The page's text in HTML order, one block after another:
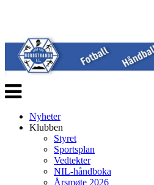
Veksle
navigasjon
Nyheter
Klubben
Styret
Sportsplan
Vedtekter
NIL-håndboka
Årsmøte 2026